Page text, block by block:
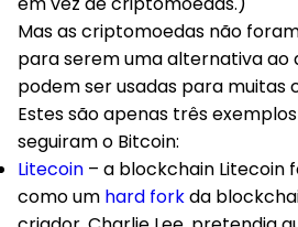
Mas as criptomoedas não
para serem uma alternativa ao
podem ser usadas para muitas
Estes são apenas três
seguiram o Bitcoin:
Litecoin – a blockchain Litecoin
como um hard forkda